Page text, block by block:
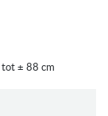
tot ± 88 cm